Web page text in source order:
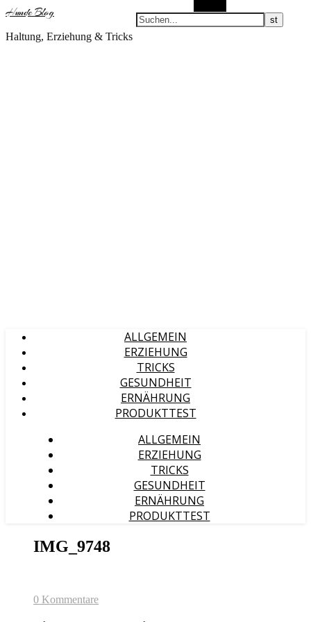
Hunde Blog
Haltung, Erziehung & Tricks
ALLGEMEIN
ERZIEHUNG
TRICKS
GESUNDHEIT
ERNÄHRUNG
PRODUKTTEST
ALLGEMEIN
ERZIEHUNG
TRICKS
GESUNDHEIT
ERNÄHRUNG
PRODUKTTEST
IMG_9748
0 Kommentare